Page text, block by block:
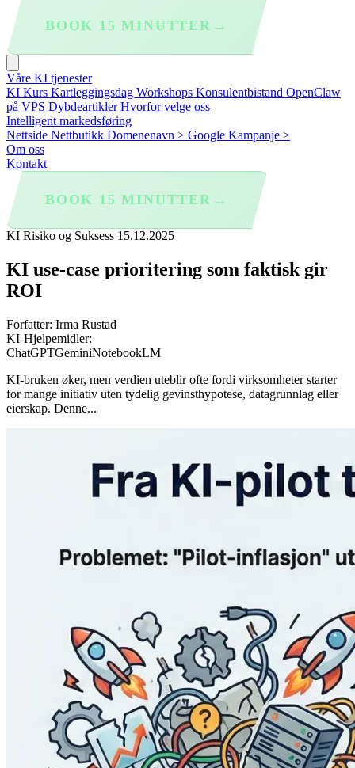
BOOK 15 MINUTTER →
Våre KI tjenester
KI Kurs Kartleggingsdag Workshops Konsulentbistand OpenClaw
på VPS DybdeartiklerHvorfor velge oss
Intelligent markedsføring
Nettside Nettbutikk Domenenavn > Google Kampanje >
Om oss
Kontakt
BOOK 15 MINUTTER →
KI Risiko og Suksess 15.12.2025
KI use-case prioritering som faktisk gir
ROI
Forfatter: Irma Rustad
KI-Hjelpemidler:
ChatGPTGeminiNotebookLM
KI-bruken øker, men verdien uteblir ofte fordi virksomheter starter
for mange initiativ uten tydelig gevinsthypotese, datagrunnlag eller
eierskap. Denne...